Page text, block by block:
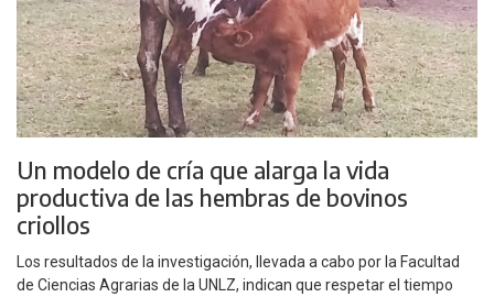
Un modelo de cría que alarga la vida
productiva de las hembras de bovinos
criollos
Los resultados de la investigación, llevada a cabo por la Facultad
de Ciencias Agrarias de la UNLZ, indican que respetar el tiempo